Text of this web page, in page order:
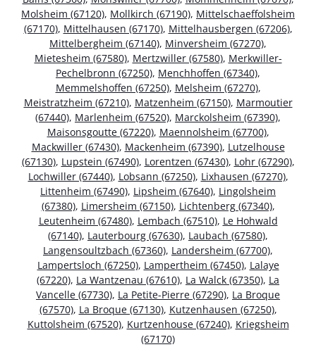
Molsheim (67120), Mollkirch (67190), Mittelschaeffolsheim
(67170), Mittelhausen (67170), Mittelhausbergen (67206),
Mittelbergheim (67140), Minversheim (67270),
Mietesheim (67580), Mertzwiller (67580), Merkwiller-
Pechelbronn (67250), Menchhoffen (67340),
Memmelshoffen (67250), Melsheim (67270),
Meistratzheim (67210), Matzenheim (67150), Marmoutier
(67440), Marlenheim (67520), Marckolsheim (67390),
Maisonsgoutte (67220), Maennolsheim (67700),
Mackwiller (67430), Mackenheim (67390), Lutzelhouse
(67130), Lupstein (67490), Lorentzen (67430), Lohr (67290),
Lochwiller (67440), Lobsann (67250), Lixhausen (67270),
Littenheim (67490), Lipsheim (67640), Lingolsheim
(67380), Limersheim (67150), Lichtenberg (67340),
Leutenheim (67480), Lembach (67510), Le Hohwald
(67140), Lauterbourg (67630), Laubach (67580),
Langensoultzbach (67360), Landersheim (67700),
Lampertsloch (67250), Lampertheim (67450), Lalaye
(67220), La Wantzenau (67610), La Walck (67350), La
Vancelle (67730), La Petite-Pierre (67290), La Broque
(67570), La Broque (67130), Kutzenhausen (67250),
Kuttolsheim (67520), Kurtzenhouse (67240), Kriegsheim
(67170)